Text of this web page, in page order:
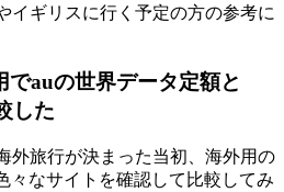
イギリスに行く予定の方の参考に
でauの世界データ定額と
した
外旅行が決まった当初、海外用の
々なサイトを確認して比較してみ